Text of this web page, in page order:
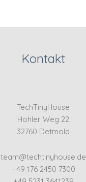
Kontakt
TechTinyHouse
Hohler Weg 22
32760 Detmold
team@techtinyhouse.de
+49 176 2450 7300